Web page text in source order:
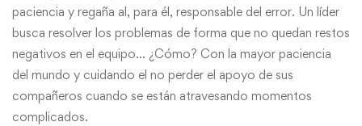
paciencia y regaña al, para él, responsable del error. Un líder
busca resolver los problemas de forma que no quedan restos
negativos en el equipo… ¿Cómo? Con la mayor paciencia
del mundo y cuidando el no perder el apoyo de sus
compañeros cuando se están atravesando momentos
complicados.